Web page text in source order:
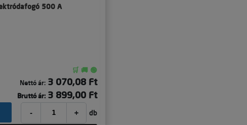
500 A
🛒 🚚 🟢
Nettó ár: 3 070,08 Ft
Bruttó ár: 3 899,00 Ft
- + db